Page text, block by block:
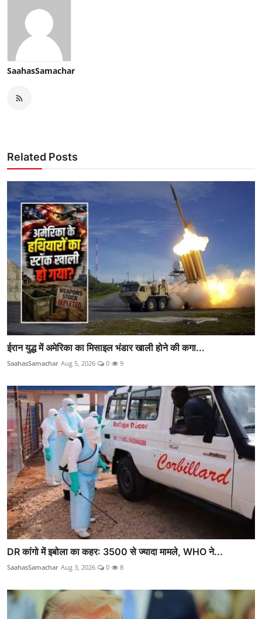
SaahasSamachar
Related Posts
ईरान युद्ध में अमेरिका का मिसाइल भंडार खाली होने की कगा...
SaahasSamachar Aug 5, 2026 0 9
DR कांगो में इबोला का कहर: 3500 से ज्यादा मामले, WHO ने...
SaahasSamachar Aug 3, 2026 0 8